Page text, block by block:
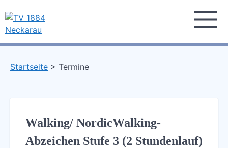
to
content
TV 1884 Neckarau
Startseite
Termine
Walking/ NordicWalking-
Abzeichen Stufe 3 (2 Stundenlauf)